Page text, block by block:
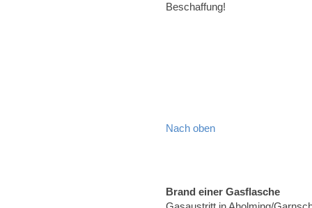
Beschaffung!
Nach oben
Brand einer Gasflasche